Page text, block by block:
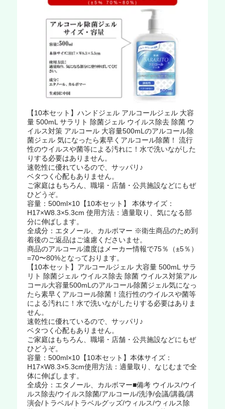
【10本セット】ハンドジェル アルコールジェル 大容
量 500mL サラリト 除菌ジェル ウイルス除去 除菌 ウ
イルス対策 アルコール 大容量500mLのアルコール除
菌ジェル 気になったら素早くアルコール除菌！ 流行
性のウイルスや菌等による汚れに！水で洗いながした
りする必要はありません。
速乾性に優れているので、サッパリ♪
ベタつく心配もありません。
ご家庭はもちろん、職場・店舗・公共施設などにもぜ
ひどうぞ。
容量：500ml×10【10本セット】 本体サイズ：
H17×W8.3×5.3cm 使用方法：適量取り、気になる部
分に伸ばします。
全成分：エタノール、カルボマー ※衛生商品のため到
着後のご返品はご遠慮くださいませ。
商品のアルコール濃度はメーカー情報で75％（±5％）
=70〜80%となっております。
【10本セット】アルコールジェル 大容量 500mL サラ
リト 除菌ジェル ウイルス除去 除菌 ウイルス対策アル
コール大容量500mLのアルコール除菌ジェル気になっ
たら素早くアルコール除菌！流行性のウイルスや菌等
による汚れに！水で洗いながしたりする必要はありま
せん。
速乾性に優れているので、サッパリ♪
ベタつく心配もありません。
ご家庭はもちろん、職場・店舗・公共施設などにもぜ
ひどうぞ。
容量：500ml×10【10本セット】本体サイズ：
H17×W8.3×5.3cm使用方法：適量取り、なじむまで全
体に伸ばします。
全成分：エタノール、カルボマー■備考 ウイルス/ウイ
ルス除去/ウイルス除菌/アルコール/洗浄/会議/講義/講
演会/トラベル/トラベルグッズ/ウィルス/ウィルス除